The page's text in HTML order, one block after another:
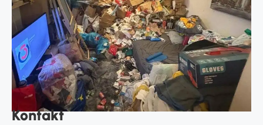
Kontakt